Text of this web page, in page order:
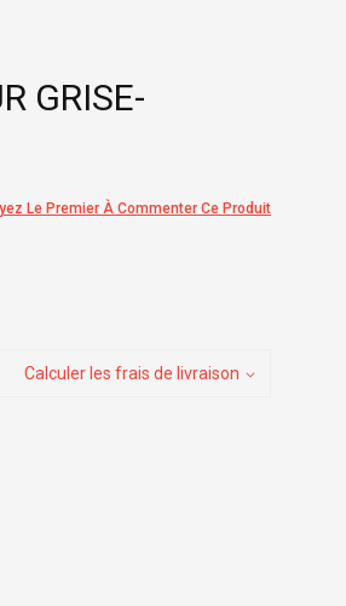
GRISE-
Le Premier À Commenter Ce Produit
Calculer les frais de livraison